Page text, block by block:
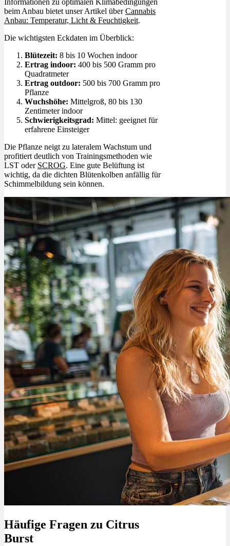
Informationen zu optimalen Klimabedingungen
beim Anbau bietet unser Artikel überCannabis
Anbau: Temperatur, Licht & Feuchtigkeit.
Die wichtigsten Eckdaten im Überblick:
Blütezeit: 8 bis 10 Wochen indoor
Ertrag indoor: 400 bis 500 Gramm pro
Quadratmeter
Ertrag outdoor: 500 bis 700 Gramm pro
Pflanze
Wuchshöhe: Mittelgroß, 80 bis 130
Zentimeter indoor
Schwierigkeitsgrad: Mittel: geeignet für
erfahrene Einsteiger
Die Pflanze neigt zu lateralem Wachstum und
profitiert deutlich von Trainingsmethoden wie
LST oder SCROG. Eine gute Belüftung ist
wichtig, da die dichten Blütenkolben anfällig für
Schimmelbildung sein können.
Häufige Fragen zu Citrus
Burst